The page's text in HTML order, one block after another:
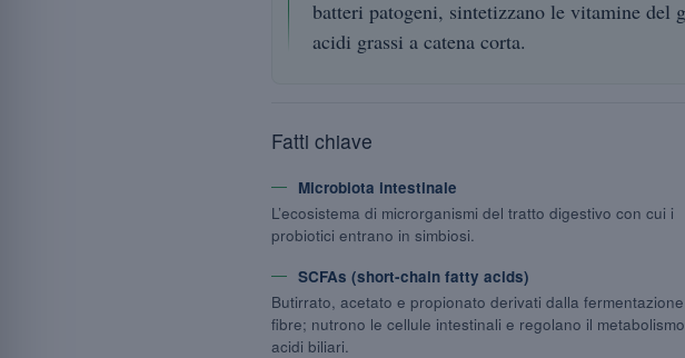
batteri patogeni, sintetizzano le vitamine
acidi grassi a catena corta.
Fatti chiave
Microbiota intestinale
L’ecosistema di microrganismi del tratto digestivo con cui i
probiotici entrano in simbiosi.
SCFAs (short-chain fatty acids)
Butirrato, acetato e propionato derivati dalla
fibre; nutrono le cellule intestinali e regolano il
acidi biliari.